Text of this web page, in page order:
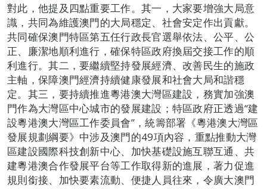
對此，他提及四點重要工作。其一，大家要增強大局意
識，共同為維護澳門的大局穩定、社會安定作出貢獻。
共同確保澳門特區第五任行政長官選舉依法、公平、公
正、廉潔地順利進行，確保特區政府換屆交接工作的順
利進行。其二，要繼續堅持發展經濟、改善民生的施政
主軸，保障澳門經濟持續健康發展和社會大局和諧穩
定。其三，要持續推進粵港澳大灣區建設，務實加強澳
門作為大灣區中心城市的發展建設；特區政府正透過“建
設粵港澳大灣區工作委員會”，統籌部署《粵港澳大灣區
發展規劃綱要》中涉及澳門的49項內容，重點推動大灣
區建設國際科技創新中心、加快基礎設施互聯互通、共
建粵港澳合作發展平台等工作取得新的進展，著力促進
規則銜接、加快要素流動、便捷人員往來，令廣大澳門